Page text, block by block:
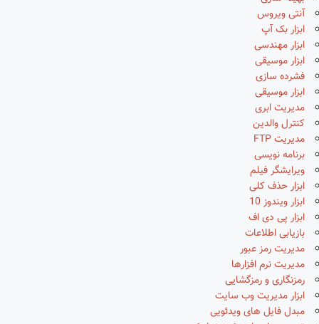
آنتی ویروس
ابزار بک آپ
ابزار مهندسی
ابزار موسیقی
فشرده سازی
ابزار موسیقی
مدیریت ابری
کنترل والدین
مدیریت FTP
برنامه نویسی
ویرایشگر فیلم
ابزار حذف کلی
ابزار ویندوز 10
ابزار پی دی اف
بازیابی اطلاعات
مدیریت رمز عبور
مدیریت نرم افزارها
رمزنگاری و رمزگشایی
ابزار مدیریت وب سایت
مبدل فایل های ویدئویی